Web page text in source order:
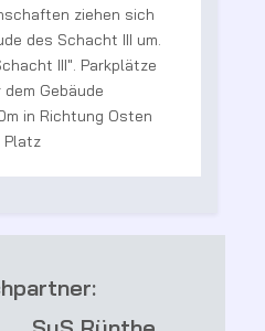
ziehen sich
des Schacht III um.
III". Parkplätze
Gebäude
in Richtung Osten
Platz